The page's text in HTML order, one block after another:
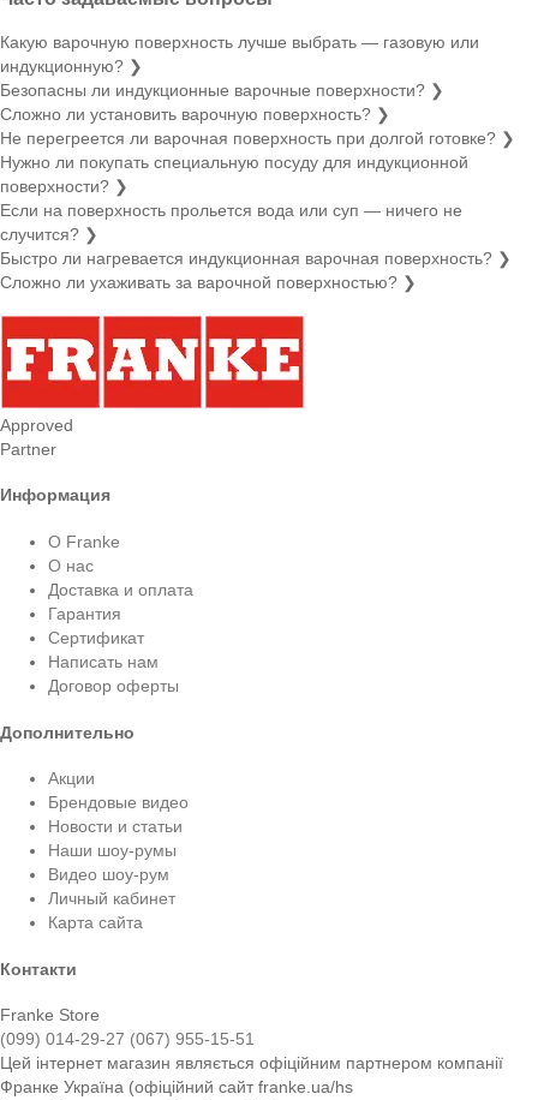
Какую варочную поверхность лучше выбрать — газовую или
индукционную? ❯
Безопасны ли индукционные варочные поверхности? ❯
Сложно ли установить варочную поверхность? ❯
Не перегреется ли варочная поверхность при долгой готовке? ❯
Нужно ли покупать специальную посуду для индукционной
поверхности? ❯
Если на поверхность прольется вода или суп — ничего не
случится? ❯
Быстро ли нагревается индукционная варочная поверхность? ❯
Сложно ли ухаживать за варочной поверхностью? ❯
Approved
Partner
Информация
О Franke
О нас
Доставка и оплата
Гарантия
Сертификат
Написать нам
Договор оферты
Дополнительно
Акции
Брендовые видео
Новости и статьи
Наши шоу-румы
Видео шоу-рум
Личный кабинет
Карта сайта
Контакти
Franke Store
(099) 014-29-27 (067) 955-15-51
Цей інтернет магазин являється офіційним партнером компанії
Франке Україна (офіційний сайт franke.ua/hs